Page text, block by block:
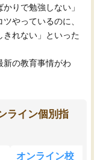
りで勉強しない」
やっているのに、
きれない」といった
新の教育事情がわ
ライン個別指
オンライン校